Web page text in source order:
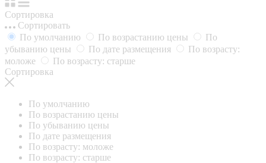
Сортировка
Сортировать
По умолчанию
По возрастанию цены
По
убыванию цены
По дате размещения
По возрасту:
моложе
По возрасту: старше
Сортировка
По умолчанию
По возрастанию цены
По убыванию цены
По дате размещения
По возрасту: моложе
По возрасту: старше